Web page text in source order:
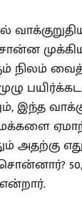
நிலம்
இந்த
அதற்கு